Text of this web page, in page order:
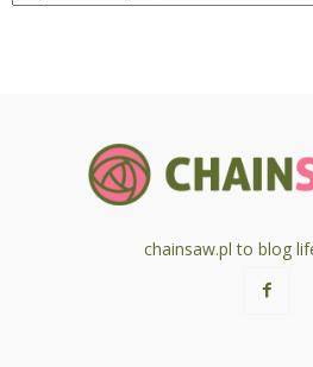
chainsaw.pl to blog